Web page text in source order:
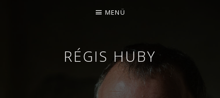
RÉGIS HUBY
GEIGER - IMPROVISATOR - KOMPONIST
MENÜ